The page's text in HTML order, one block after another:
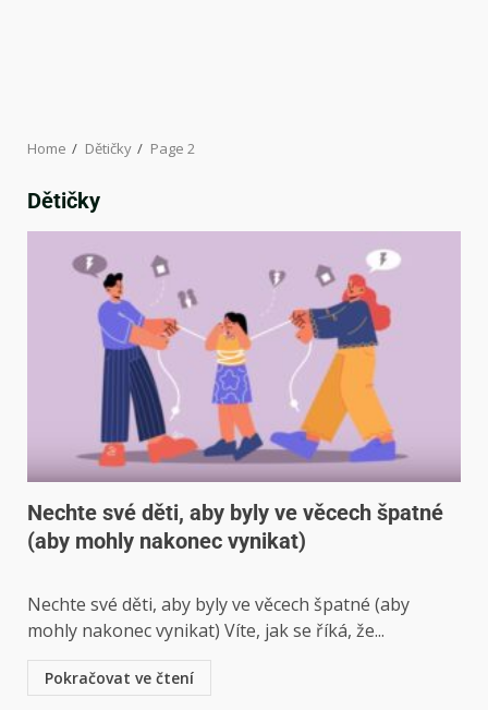
Home Dětičky Page 2
Dětičky
Nechte své děti, aby byly ve věcech špatné
(aby mohly nakonec vynikat)
Nechte své děti, aby byly ve věcech špatné (aby
mohly nakonec vynikat) Víte, jak se říká, že...
Pokračovat ve čtení